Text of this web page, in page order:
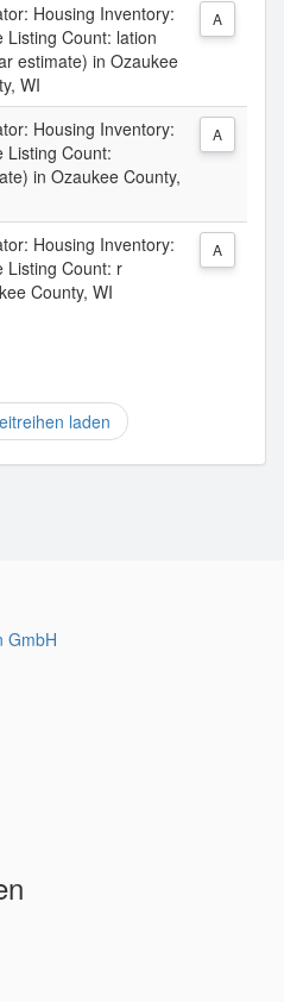
Housing Inventory:
Listing Count: lation
estimate) in Ozaukee
WI
A
Housing Inventory:
Listing Count:
in Ozaukee County,
A
Housing Inventory:
Listing Count: r
County, WI
A
laden
GmbH